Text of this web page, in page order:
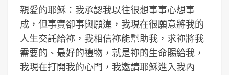
親愛的耶穌：我承認我以往很想事事心想事
成，但事實卻事與願違，我現在很願意將我的
人生交託給祢，我相信祢能幫助我，求祢將我
需要的、最好的禮物，就是祢的生命賜給我，
我現在打開我的心門，我邀請耶穌進入我內